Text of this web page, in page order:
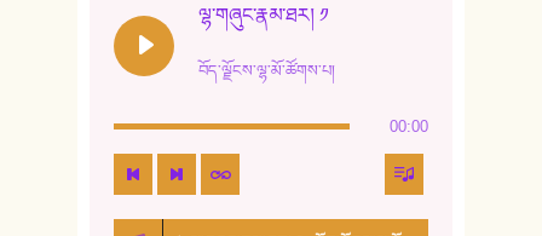
15. ཤམ་པ་ལ་ཡི་སྲས་མོ།
16. ལྷ་བུ་དར་བུ།
ལྷ་གཞུང་རྣམ་ཐར། ༡
བོད་ལྗོངས་ལྷ་མོ་ཚོགས་པ།
00:00